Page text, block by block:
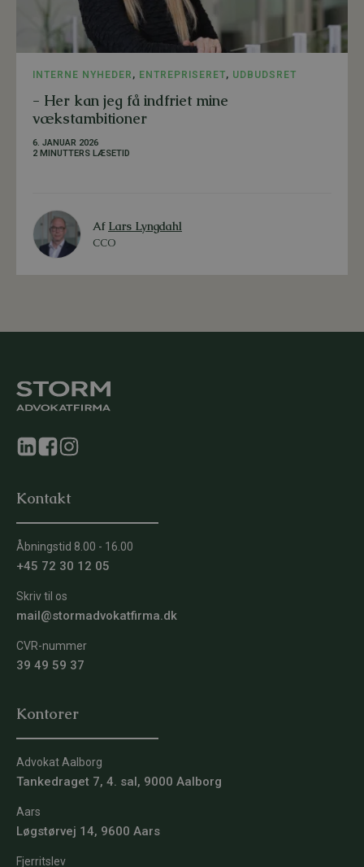
INTERNE NYHEDER , ENTREPRISERET, UDBUDSRET
- Her kan jeg få indfriet mine
vækstambitioner
6. JANUAR 2026
2 MINUTTERS LÆSETID
Af Lars Lyngdahl
CCO
Kontakt
Åbningstid 8.00 - 16.00
+45 72 30 12 05
Skriv til os
mail@stormadvokatfirma.dk
CVR-nummer
39 49 59 37
Kontorer
Advokat Aalborg
Tankedraget 7, 4. sal, 9000 Aalborg
Aars
Løgstørvej 14, 9600 Aars
Fjerritslev